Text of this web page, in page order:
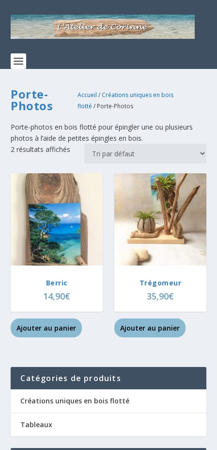
Porte-
Photos
Accueil / Créations uniques en bois
flotté / Porte-Photos
Porte-photos en bois flotté pour épingler une ou plusieurs
photos à l’aide de petites épingles en bois.
2 résultats affichés
Berric
14,90€
Ajouter au panier
Trégomeur
35,90€
Ajouter au panier
Catégories de produits
Créations uniques en bois flotté
Tableaux